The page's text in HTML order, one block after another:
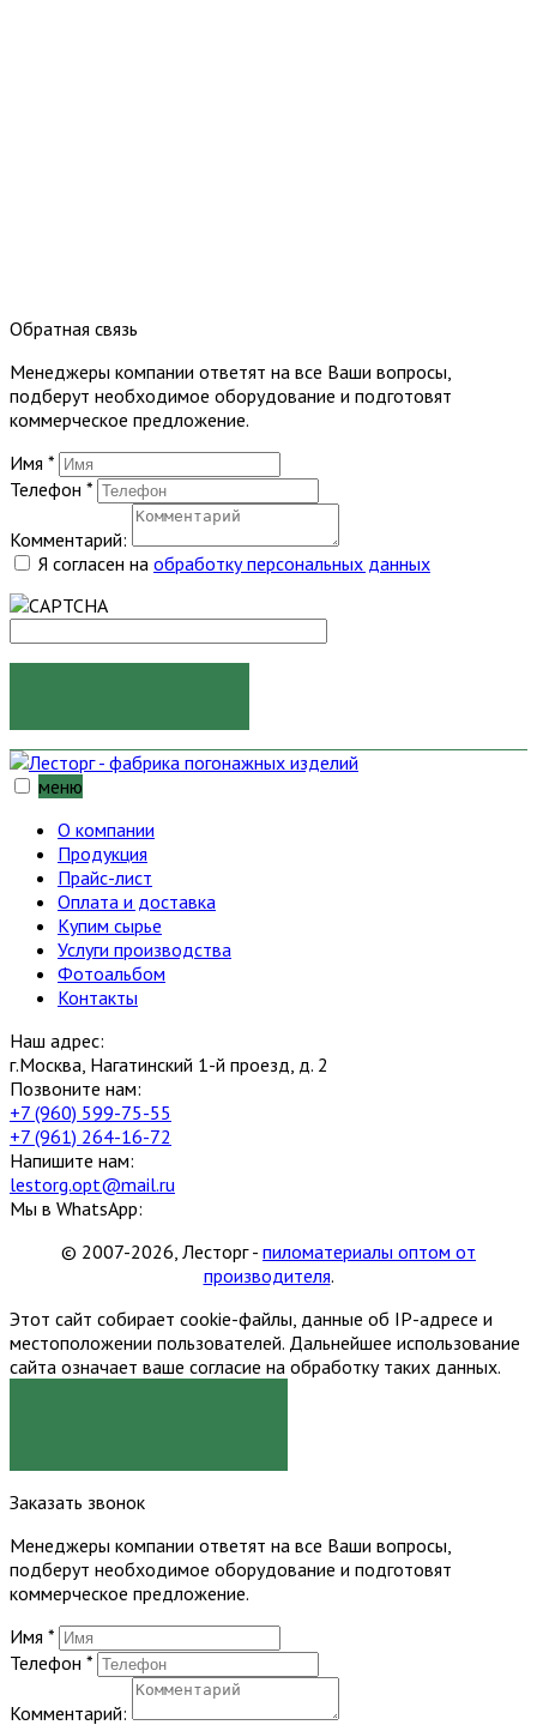
Обратная связь
Менеджеры компании ответят на все Ваши вопросы,
подберут необходимое оборудование и подготовят
коммерческое предложение.
Имя *
Телефон *
Комментарий:
Я согласен на обработку персональных данных
меню
О компании
Продукция
Прайс-лист
Оплата и доставка
Купим сырье
Услуги производства
Фотоальбом
Контакты
Наш адрес:
г.Москва, Нагатинский 1-й проезд, д. 2
Позвоните нам:
+7 (960) 599-75-55
+7 (961) 264-16-72
Напишите нам:
lestorg.opt@mail.ru
Мы в WhatsApp:
© 2007-2026, Лесторг - пиломатериалы оптом от
производителя.
Этот сайт собирает cookie-файлы, данные об IP-адресе и
местоположении пользователей. Дальнейшее использование
сайта означает ваше согласие на обработку таких данных.
Заказать звонок
Менеджеры компании ответят на все Ваши вопросы,
подберут необходимое оборудование и подготовят
коммерческое предложение.
Имя *
Телефон *
Комментарий: